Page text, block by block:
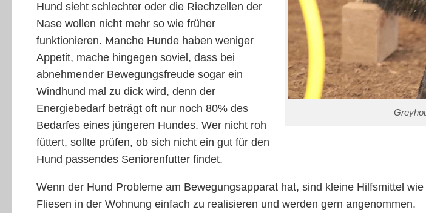
Hund sieht schlechter oder die Riechzellen der
Nase wollen nicht mehr so wie früher
funktionieren. Manche Hunde haben weniger
Appetit, mache hingegen soviel, dass bei
abnehmender Bewegungsfreude sogar ein
Windhund mal zu dick wird, denn der
Energiebedarf beträgt oft nur noch 80% des
Bedarfes eines jüngeren Hundes. Wer nicht roh
füttert, sollte prüfen, ob sich nicht ein gut für den
Hund passendes Seniorenfutter findet.
Wenn der Hund Probleme am Bewegungsapparat hat, sind kleine Hilfsmittel
Fliesen in der Wohnung einfach zu realisieren und werden gern angenommen.